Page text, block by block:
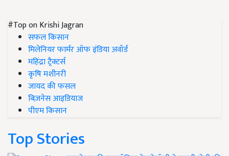
#Top on Krishi Jagran
सफल किसान
मिलेनियर फार्मर ऑफ इंडिया अवॉर्ड
महिंद्रा ट्रैक्टर्स
कृषि मशीनरी
जायद की फसल
बिज़नेस आइडियाज
पीएम किसान
Top Stories